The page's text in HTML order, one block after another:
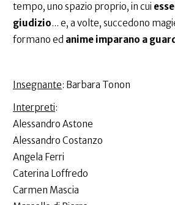
tempo, uno spazio proprio, in cui
giudizio... e, a volte, succedono
formano ed anime imparano a
Insegnante: Barbara Tonon
Interpreti:
Alessandro Astone
Alessandro Costanzo
Angela Ferri
Caterina Loffredo
Carmen Mascia